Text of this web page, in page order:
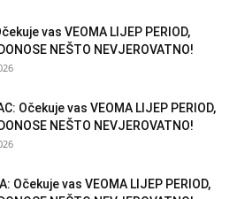
vas VEOMA LIJEP PERIOD,
NEŠTO NEVJEROVATNO!
Očekuje vas VEOMA LIJEP PERIOD,
NEŠTO NEVJEROVATNO!
Očekuje vas VEOMA LIJEP PERIOD,